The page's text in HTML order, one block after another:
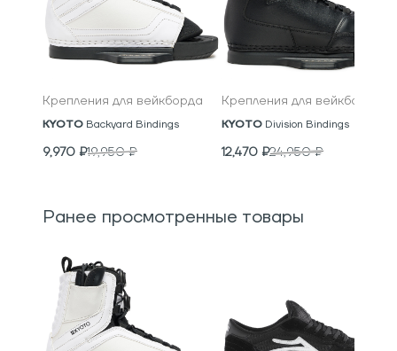
Крепления для вейкборда
KYOTO Backyard Bindings
9,970 ₽19,950₽
Крепления для вейкборда
KYOTO Division Bindings
12,470 ₽24,950₽
Ранее просмотренные товары